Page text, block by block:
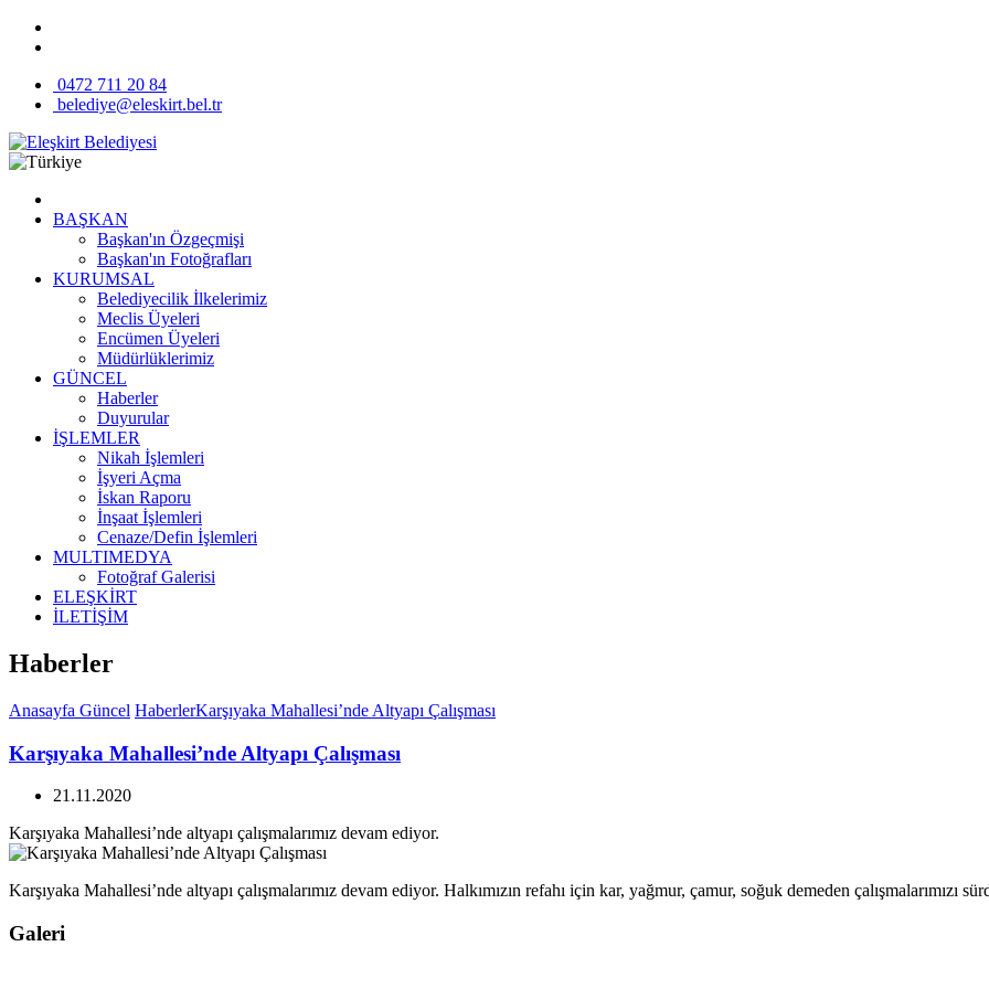
0472 711 20 84
belediye@eleskirt.bel.tr
BAŞKAN
Başkan'ın Özgeçmişi
Başkan'ın Fotoğrafları
KURUMSAL
Belediyecilik İlkelerimiz
Meclis Üyeleri
Encümen Üyeleri
Müdürlüklerimiz
GÜNCEL
Haberler
Duyurular
İŞLEMLER
Nikah İşlemleri
İşyeri Açma
İskan Raporu
İnşaat İşlemleri
Cenaze/Defin İşlemleri
MULTIMEDYA
Fotoğraf Galerisi
ELEŞKİRT
İLETİŞİM
Haberler
Anasayfa Güncel HaberlerKarşıyaka Mahallesi’nde Altyapı Çalışması
Karşıyaka Mahallesi’nde Altyapı Çalışması
21.11.2020
Karşıyaka Mahallesi’nde altyapı çalışmalarımız devam ediyor.
Karşıyaka Mahallesi’nde altyapı çalışmalarımız devam ediyor. Halkımızın refahı için kar, yağmur, çamur, soğuk demeden çalışmalarımızı
Galeri